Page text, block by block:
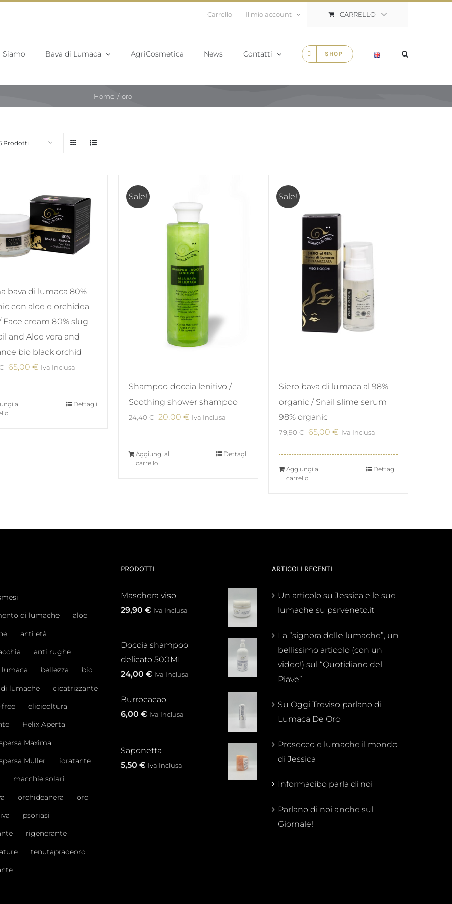
Carrello Il mio account CARRELLO
Siamo Bava di Lumaca AgriCosmetica News Contatti SHOP
Home oro
Prodotti
bava di lumaca 80%
con aloe e orchidea
Face cream 80% slug
and Aloe vera and
bio black orchid
Il
era:
65,00 €IlIva Inclusa
al
Dettagli
Sale!
Shampoo doccia lenitivo /
Soothing shower shampoo
24,40€ Il
era:
20,00 € IlIva Inclusa
Aggiungi al
carrello
Dettagli
Sale!
Siero bava di lumaca al 98%
organic / Snail slime serum
98% organic
79,90€
Il
era:
65,00 €IlIva Inclusa
Aggiungi al
carrello
Dettagli
di lumache
aloe
anti età
anti rughe
lumaca
bellezza
bio
lumache
cicatrizzante
elicicoltura
Helix Aperta
Maxima
Muller
idratante
macchie solari
orchideanera
oro
psoriasi
rigenerante
tenutapradeoro
PRODOTTI
Maschera viso
29,90 € Iva Inclusa
Doccia shampoo
delicato 500ML
24,00 € Iva Inclusa
Burrocacao
6,00 € Iva Inclusa
Saponetta
5,50 € Iva Inclusa
ARTICOLI RECENTI
Un articolo su Jessica e le sue
lumache su psrveneto.it
La “signora delle lumache”, un
bellissimo articolo (con un
video!) sul “Quotidiano del
Piave”
Su Oggi Treviso parlano di
Lumaca De Oro
Prosecco e lumache il mondo
di Jessica
Informacibo parla di noi
Parlano di noi anche sul
Giornale!